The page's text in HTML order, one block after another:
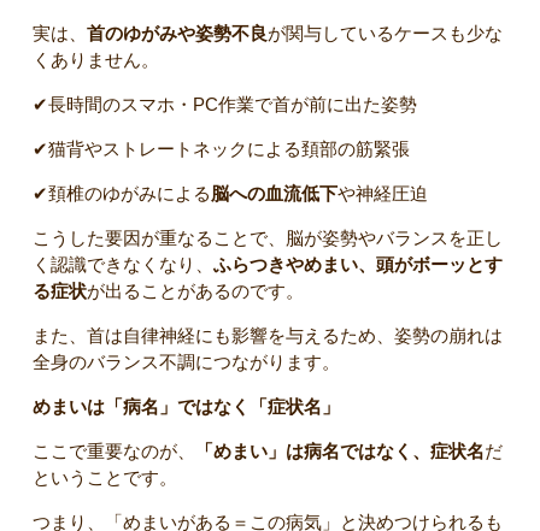
実は、 首のゆがみや姿勢不良が関与しているケースも少な
くありません。
✔長時間のスマホ・PC作業で首が前に出た姿勢
✔猫背やストレートネックによる頚部の筋緊張
✔頚椎のゆがみによる脳への血流低下や神経圧迫
こうした要因が重なることで、脳が姿勢やバランスを正し
く認識できなくなり、 ふらつきやめまい、頭がボーッとす
る症状が出ることがあるのです。
また、首は自律神経にも影響を与えるため、姿勢の崩れは
全身のバランス不調につながります。
めまいは「病名」ではなく「症状名」
ここで重要なのが、 「めまい」は病名ではなく、症状名だ
ということです。
つまり、「めまいがある＝この病気」と決めつけられるも